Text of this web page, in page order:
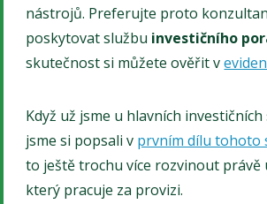
nástrojů. Preferujte proto
poskytovat službu investičního
skutečnost si můžete ověřit v
Když už jsme u hlavních
jsme si popsali v prvním dílu tohoto
to ještě trochu více rozvinout právě
který pracuje za provizi.